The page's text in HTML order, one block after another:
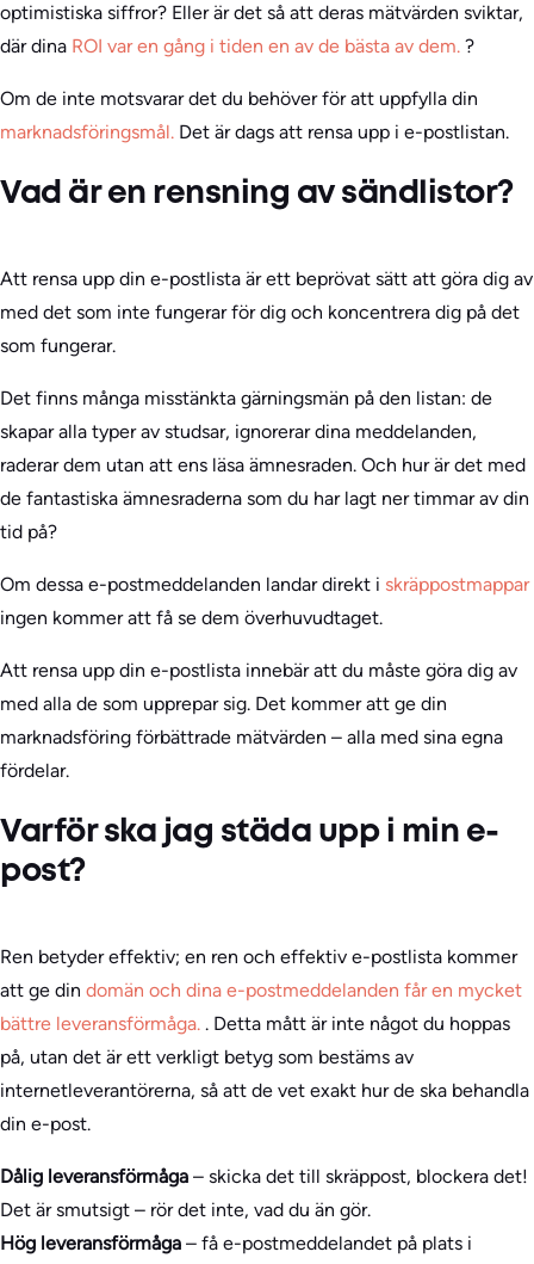
optimistiska siffror? Eller är det så att deras mätvärden sviktar,
där dina ROI var en gång i tiden en av de bästa av dem. ?
Om de inte motsvarar det du behöver för att uppfylla din
marknadsföringsmål. Det är dags att rensa upp i e-postlistan.
Vad är en rensning av sändlistor?
Att rensa upp din e-postlista är ett beprövat sätt att göra dig av
med det som inte fungerar för dig och koncentrera dig på det
som fungerar.
Det finns många misstänkta gärningsmän på den listan: de
skapar alla typer av studsar, ignorerar dina meddelanden,
raderar dem utan att ens läsa ämnesraden. Och hur är det med
de fantastiska ämnesraderna som du har lagt ner timmar av din
tid på?
Om dessa e-postmeddelanden landar direkt i skräppostmappar
ingen kommer att få se dem överhuvudtaget.
Att rensa upp din e-postlista innebär att du måste göra dig av
med alla de som upprepar sig. Det kommer att ge din
marknadsföring förbättrade mätvärden – alla med sina egna
fördelar.
Varför ska jag städa upp i min e-
post?
Ren betyder effektiv; en ren och effektiv e-postlista kommer
att ge din domän och dina e-postmeddelanden får en mycket
bättre leveransförmåga. . Detta mått är inte något du hoppas
på, utan det är ett verkligt betyg som bestäms av
internetleverantörerna, så att de vet exakt hur de ska behandla
din e-post.
Dålig leveransförmåga – skicka det till skräppost, blockera det!
Det är smutsigt – rör det inte, vad du än gör.
Hög leveransförmåga – få e-postmeddelandet på plats i